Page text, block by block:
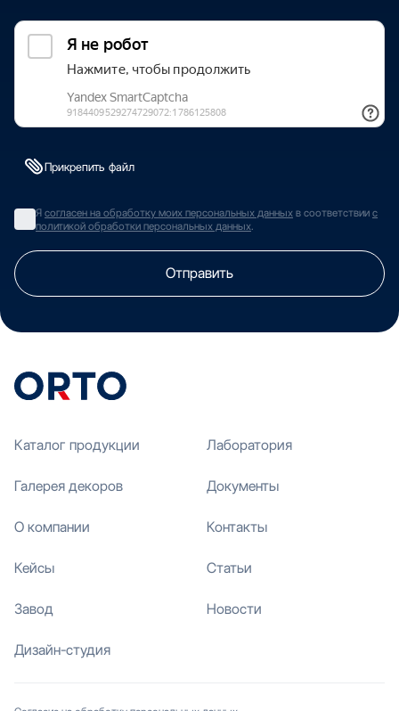
Прикрепить файл
Я согласен на обработку моих персональных данных в соответствии с
политикой обработки персональных данных.
Отправить
Каталог продукции
Галерея декоров
О компании
Кейсы
Завод
Дизайн-студия
Лаборатория
Документы
Контакты
Статьи
Новости